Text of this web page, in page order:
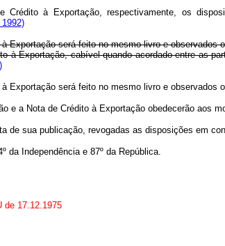
Crédito à Exportação, respectivamente, os
Exportação será feito no mesmo livro e observados
à Exportação, cabível quando acordado entre as
Exportação será feito no mesmo livro e observados
e a Nota de Crédito à Exportação obedecerão aos
de sua publicação, revogadas as disposições em
da Independência e 87º da República.
de 17.12.1975